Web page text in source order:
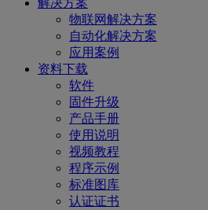
解决方案
物联网解决方案
自动化解决方案
应用案例
资料下载
软件
固件升级
产品手册
使用说明
视频教程
程序示例
标准图库
认证证书